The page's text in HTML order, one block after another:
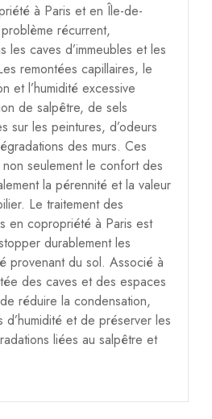
à Paris et en Île-de-
récurrent,
les caves d’immeubles et les
remontées capillaires, le
et l’humidité excessive
de salpêtre, de sels
sur les peintures, d’odeurs
des murs. Ces
seulement le confort des
la pérennité et la valeur
Le traitement des
en copropriété à Paris est
durablement les
provenant du sol. Associé à
des caves et des espaces
réduire la condensation,
d’humidité et de préserver les
liées au salpêtre et